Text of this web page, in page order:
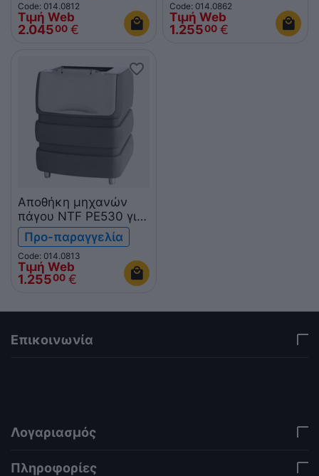
Code: 014.0812
Τιμή Web
2.04500 €
Code: 014.0862
Τιμή Web
1.25500 €
Αποθήκη μηχανών
πάγου NTF PE530 για
GM360A
Προ-παραγγελία
Code: 014.0813
Τιμή Web
1.25500 €
Επικοινωνία
Λογαριασμός
Πληροφορίες